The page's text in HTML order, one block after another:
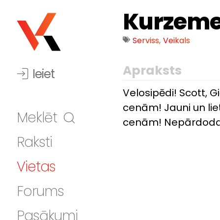
Ieiet
Meklēt
Raksti
Vietas
Forums
Pasākumi
Serviss, Veikals
Apraksts
Velosipēdi! Scott,
cenām! Jauni un
cenām!